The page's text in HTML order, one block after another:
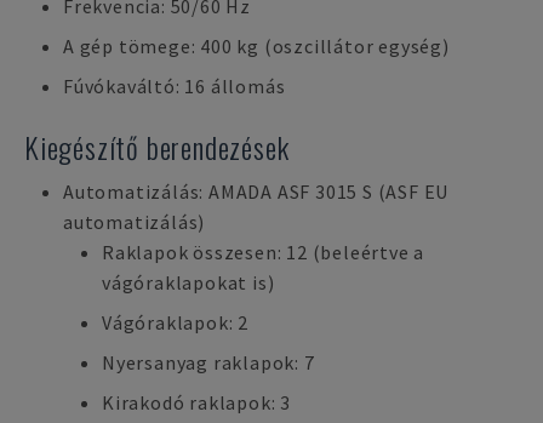
Frekvencia: 50/60 Hz
A gép tömege: 400 kg (oszcillátor egység)
Fúvókaváltó: 16 állomás
Kiegészítő berendezések
Automatizálás: AMADA ASF 3015 S (ASF EU
automatizálás)
Raklapok összesen: 12 (beleértve a
vágóraklapokat is)
Vágóraklapok: 2
Nyersanyag raklapok: 7
Kirakodó raklapok: 3